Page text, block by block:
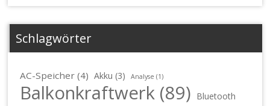
Schlagwörter
AC-Speicher (4) Akku (3) Analyse (1)
Balkonkraftwerk (89) Bluetooth